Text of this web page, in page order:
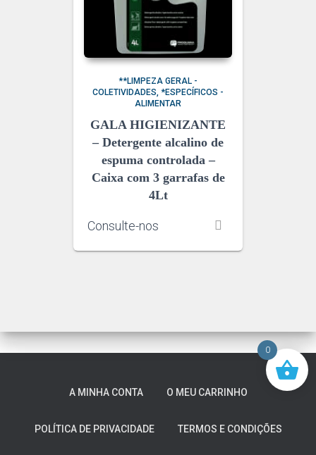
**LIMPEZA GERAL -
COLETIVIDADES *ESPECÍFICOS -
ALIMENTAR
GALA HIGIENIZANTE
– Detergente alcalino de
espuma controlada –
Caixa com 3 garrafas de
4Lt
Consulte-nos
A MINHA CONTA O MEU CARRINHO
POLÍTICA DE PRIVACIDADE TERMOS E CONDIÇÕES
0